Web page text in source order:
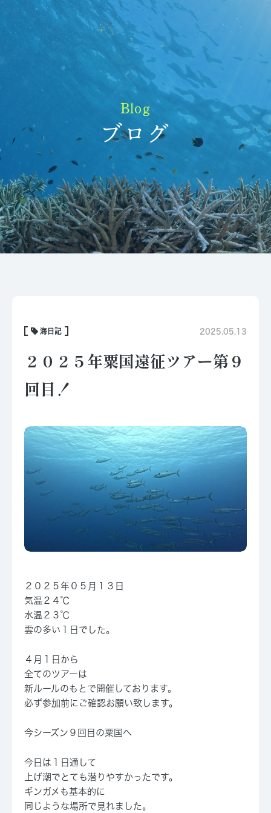
Blog
ブログ
海日記 2025.05.13
２０２５年粟国遠征ツアー第９
回目！
２０２５年０５月１３日
気温２４℃
水温２３℃
雲の多い１日でした。
４月１日から
全てのツアーは
新ルールのもとで開催しております。
必ず参加前にご確認お願い致します。
今シーズン９回目の粟国へ
今日は１日通して
上げ潮でとても潜りやすかったです。
ギンガメも基本的に
同じような場所で見れました。